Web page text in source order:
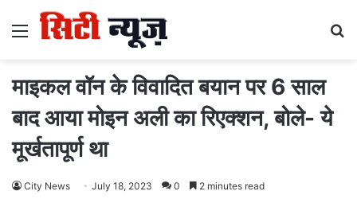
Menu
माइकल वॉन के विवादित बयान पर 6 साल
बाद आया मोइन अली का रिएक्शन, बोले- ये
मूर्खतापूर्ण था
City News July 18, 2023 0 2 minutes read